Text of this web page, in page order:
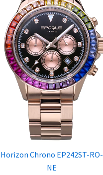
Horizon Chrono EP242ST-RO-
NE